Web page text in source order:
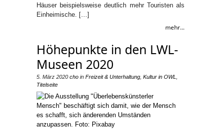
Häuser beispielsweise deutlich mehr Touristen als
Einheimische. […]
mehr...
Höhepunkte in den LWL-
Museen 2020
5. März 2020 cho in Freizeit & Unterhaltung Kultur in OWL
Titelseite